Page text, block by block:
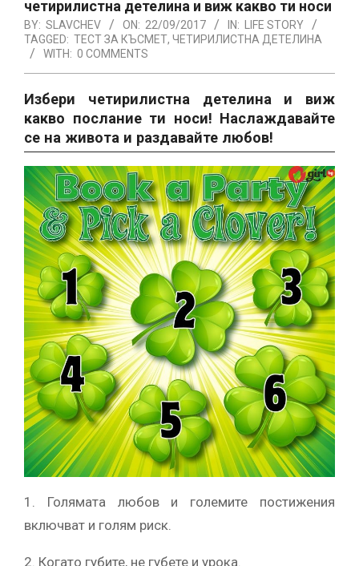
четирилистна детелина и виж какво ти носи
BY: SLAVCHEV ON: 22/09/2017 IN: LIFE STORY
TAGGED: ТЕСТ ЗА КЪСМЕТ, ЧЕТИРИЛИСТНА ДЕТЕЛИНА
WITH: 0 COMMENTS
Избери четирилистна детелина и виж
какво послание ти носи! Наслаждавайте
се на живота и раздавайте любов!
1. Голямата любов и големите постижения
включват и голям риск.
2. Когато губите, не губете и урока.